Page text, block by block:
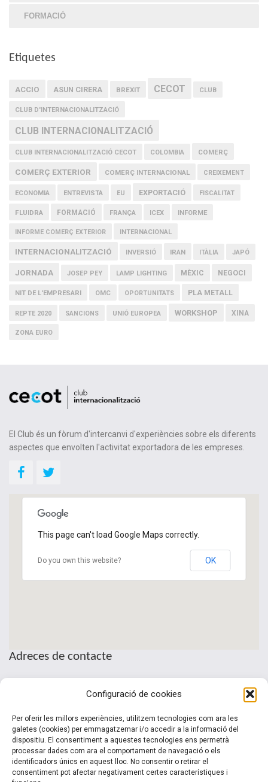
Configuració de cookies
Per oferir les millors experiències, utilitzem tecnologies com ara les
galetes (cookies) per emmagatzemar i/o accedir a la informació del
dispositiu. El consentiment a aquestes tecnologies ens permetrà
processar dades com ara el comportament de navegació o els
identificadors únics en aquest lloc. No consentir o retirar el
consentiment pot afectar negativament certes característiques i
FORMACIÓ
Etiquetes
ACCIO ASUN CIRERA BREXIT CECOT CLUB
CLUB D'INTERNACIONALITZACIÓ
CLUB INTERNACIONALITZACIÓ
CLUB INTERNACIONALITZACIÓ CECOT COLOMBIA COMERÇ
COMERÇ EXTERIOR COMERÇ INTERNACIONAL CREIXEMENT
ECONOMIA ENTREVISTA EU EXPORTACIÓ FISCALITAT
FLUIDRA FORMACIÓ FRANÇA ICEX INFORME
INFORME COMERÇ EXTERIOR INTERNACIONAL
INTERNACIONALITZACIÓ INVERSIÓ IRAN ITÀLIA JAPÓ
JORNADA JOSEP PEY LAMP LIGHTING MÈXIC NEGOCI
NIT DE L'EMPRESARI OMC OPORTUNITATS PLA METALL
REPTE 2020 SANCIONS UNIÓ EUROPEA WORKSHOP XINA
ZONA EURO
El Club és un fòrum d'intercanvi d'experiències sobre els diferents
aspectes que envolten l'activitat exportadora de les empreses.
This page can't load Google Maps correctly.
Do you own this website? OK
Adreces de contacte
Telèfon: (+34) 937 361 100
clubinternacionalitzacio@cecot.org.